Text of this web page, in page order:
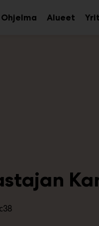
Ohjelma AlueetAvaa